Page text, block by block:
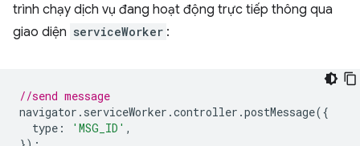
trình chạy dịch vụ đang hoạt động trực tiếp thông qua
giao diện serviceWorker :
//send message
navigator . serviceWorker .controller .postMessage({
type : 'MSG_ID' ,